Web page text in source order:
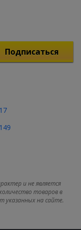
Подписаться
и не является
товаров в
указанных на сайте.